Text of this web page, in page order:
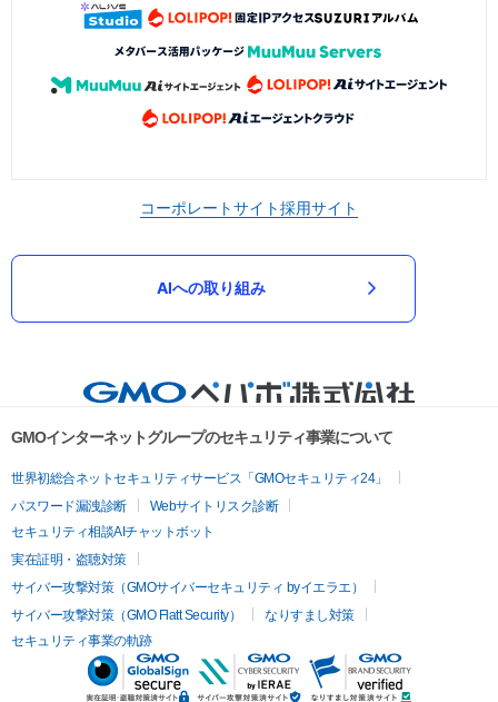
コーポレートサイト採用サイト
AIへの取り組み
GMOインターネットグループのセキュリティ事業について
世界初総合ネットセキュリティサービス「GMOセキュリティ24」
パスワード漏洩診断
Webサイトリスク診断
セキュリティ相談AIチャットボット
実在証明・盗聴対策
サイバー攻撃対策（GMOサイバーセキュリティ byイエラエ）
サイバー攻撃対策（GMO Flatt Security）
なりすまし対策
セキュリティ事業の軌跡